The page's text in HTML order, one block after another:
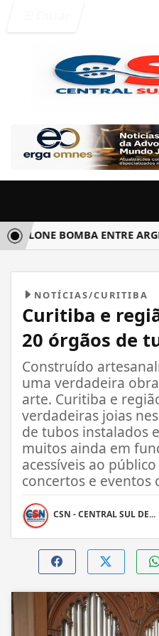
BOMBA ENTRE
NOTÍCIAS/CURITIBA
Curitiba e
20 órgãos de
Construído
uma verdadeira
arte. Curitiba e
verdadeiras joias
de tubos instalados
muitos ainda em
acessíveis ao
concertos e eventos
CSN - CENTRAL SUL DE...